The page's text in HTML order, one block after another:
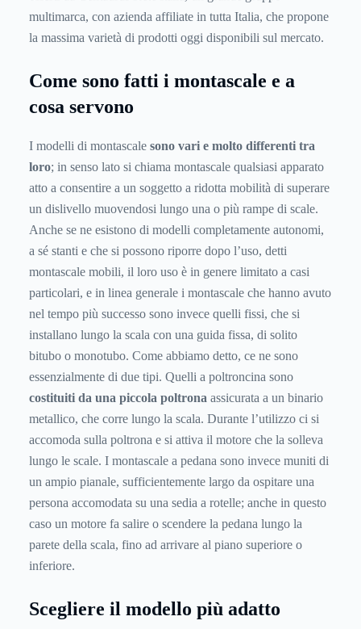
multimarca, con azienda affiliate in tutta Italia, che propone
la massima varietà di prodotti oggi disponibili sul mercato.
Come sono fatti i montascale e a
cosa servono
I modelli di montascale sono vari e molto differenti tra
loro; in senso lato si chiama montascale qualsiasi apparato
atto a consentire a un soggetto a ridotta mobilità di superare
un dislivello muovendosi lungo una o più rampe di scale.
Anche se ne esistono di modelli completamente autonomi,
a sé stanti e che si possono riporre dopo l’uso, detti
montascale mobili, il loro uso è in genere limitato a casi
particolari, e in linea generale i montascale che hanno avuto
nel tempo più successo sono invece quelli fissi, che si
installano lungo la scala con una guida fissa, di solito
bitubo o monotubo. Come abbiamo detto, ce ne sono
essenzialmente di due tipi. Quelli a poltroncina sono
costituiti da una piccola poltrona assicurata a un binario
metallico, che corre lungo la scala. Durante l’utilizzo ci si
accomoda sulla poltrona e si attiva il motore che la solleva
lungo le scale. I montascale a pedana sono invece muniti di
un ampio pianale, sufficientemente largo da ospitare una
persona accomodata su una sedia a rotelle; anche in questo
caso un motore fa salire o scendere la pedana lungo la
parete della scala, fino ad arrivare al piano superiore o
inferiore.
Scegliere il modello più adatto